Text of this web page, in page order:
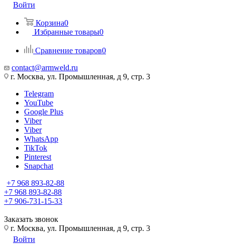
Войти
Корзина0
Избранные товары0
Сравнение товаров0
contact@armweld.ru
г. Москва, ул. Промышленная, д 9, стр. 3
Telegram
YouTube
Google Plus
Viber
Viber
WhatsApp
TikTok
Pinterest
Snapchat
+7 968 893-82-88
+7 968 893-82-88
+7 906-731-15-33
Заказать звонок
г. Москва, ул. Промышленная, д 9, стр. 3
Войти